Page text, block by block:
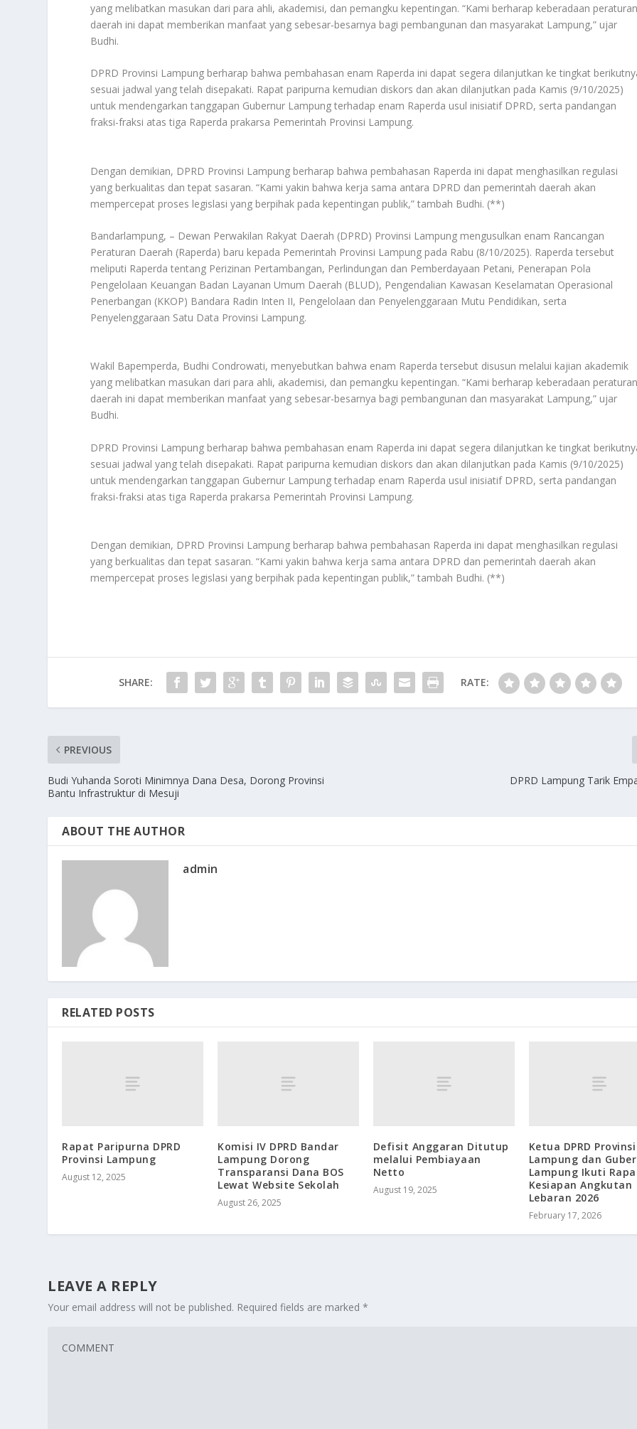
yang melibatkan masukan dari para ahli, akademisi, dan pemangku kepentingan. “Kami berharap keberadaan
daerah ini dapat memberikan manfaat yang sebesar-besarnya bagi pembangunan dan masyarakat Lampung,” ujar
Budhi.
DPRD Provinsi Lampung berharap bahwa pembahasan enam Raperda ini dapat segera dilanjutkan ke tingkat
sesuai jadwal yang telah disepakati. Rapat paripurna kemudian diskors dan akan dilanjutkan pada Kamis (9/10/2025)
untuk mendengarkan tanggapan Gubernur Lampung terhadap enam Raperda usul inisiatif DPRD, serta pandangan
fraksi-fraksi atas tiga Raperda prakarsa Pemerintah Provinsi Lampung.
Dengan demikian, DPRD Provinsi Lampung berharap bahwa pembahasan Raperda ini dapat menghasilkan regulasi
yang berkualitas dan tepat sasaran. “Kami yakin bahwa kerja sama antara DPRD dan pemerintah daerah akan
mempercepat proses legislasi yang berpihak pada kepentingan publik,” tambah Budhi. (**)
Bandarlampung, – Dewan Perwakilan Rakyat Daerah (DPRD) Provinsi Lampung mengusulkan enam Rancangan
Peraturan Daerah (Raperda) baru kepada Pemerintah Provinsi Lampung pada Rabu (8/10/2025). Raperda tersebut
meliputi Raperda tentang Perizinan Pertambangan, Perlindungan dan Pemberdayaan Petani, Penerapan Pola
Pengelolaan Keuangan Badan Layanan Umum Daerah (BLUD), Pengendalian Kawasan Keselamatan Operasional
Penerbangan (KKOP) Bandara Radin Inten II, Pengelolaan dan Penyelenggaraan Mutu Pendidikan, serta
Penyelenggaraan Satu Data Provinsi Lampung.
Wakil Bapemperda, Budhi Condrowati, menyebutkan bahwa enam Raperda tersebut disusun melalui kajian akademik
yang melibatkan masukan dari para ahli, akademisi, dan pemangku kepentingan. “Kami berharap keberadaan
daerah ini dapat memberikan manfaat yang sebesar-besarnya bagi pembangunan dan masyarakat Lampung,” ujar
Budhi.
DPRD Provinsi Lampung berharap bahwa pembahasan enam Raperda ini dapat segera dilanjutkan ke tingkat
sesuai jadwal yang telah disepakati. Rapat paripurna kemudian diskors dan akan dilanjutkan pada Kamis (9/10/2025)
untuk mendengarkan tanggapan Gubernur Lampung terhadap enam Raperda usul inisiatif DPRD, serta pandangan
fraksi-fraksi atas tiga Raperda prakarsa Pemerintah Provinsi Lampung.
Dengan demikian, DPRD Provinsi Lampung berharap bahwa pembahasan Raperda ini dapat menghasilkan regulasi
yang berkualitas dan tepat sasaran. “Kami yakin bahwa kerja sama antara DPRD dan pemerintah daerah akan
mempercepat proses legislasi yang berpihak pada kepentingan publik,” tambah Budhi. (**)
SHARE: RATE:
PREVIOUS
Budi Yuhanda Soroti Minimnya Dana Desa, Dorong Provinsi
Bantu Infrastruktur di Mesuji
DPRD Lampung Tarik
ABOUT THE AUTHOR
admin
RELATED POSTS
Rapat Paripurna DPRD
Provinsi Lampung
August 12, 2025
Komisi IV DPRD Bandar
Lampung Dorong
Transparansi Dana BOS
Lewat Website Sekolah
August 26, 2025
Defisit Anggaran Ditutup
melalui Pembiayaan
Netto
August 19, 2025
Ketua DPRD Provinsi
Lampung dan
Lampung Ikuti
Kesiapan Angkutan
Lebaran 2026
February 17, 2026
LEAVE A REPLY
Your email address will not be published. Required fields are marked*